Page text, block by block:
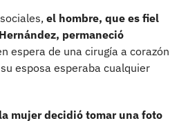
el hombre, que es fiel
permaneció
espera de una cirugía a corazón
esposa esperaba cualquier
la mujer decidió tomar una foto